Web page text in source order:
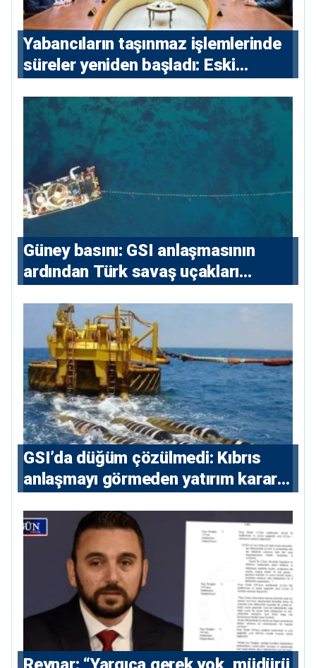
Yabancıların taşınmaz işlemlerinde
süreler yeniden başladı: Eski
konutlara 36 ay
Güney basını: ⁠GSI anlaşmasının
ardından Türk savaş uçakları
GSI’da düğüm çözülmedi: Kıbrıs
anlaşmayı görmeden yatırım kararı